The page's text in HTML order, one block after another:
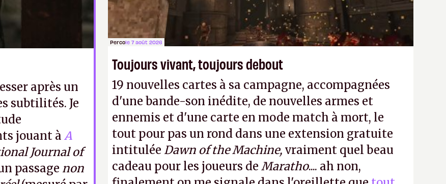
après un
subtilités. Je
jouant à A
Journal of
passage non
Percole 7 août 2026
Toujours vivant, toujours debout
19 nouvelles cartes à sa campagne, accompagnées
d'une bande-son inédite, de nouvelles armes et
ennemis et d'une carte en mode match à mort, le
tout pour pas un rond dans une extension gratuite
intitulée Dawn of the Machine, vraiment quel beau
cadeau pour les joueurs de Maratho.... ah non,